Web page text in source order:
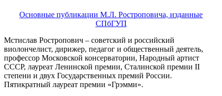
Основные публикации М.Л. Ростроповича, изданные
СПбГУП
Мстислав Ростропович – советский и российский
виолончелист, дирижер, педагог и общественный деятель,
профессор Московской консерватории, Народный артист
СССР, лауреат Ленинской премии, Сталинской премии II
степени и двух Государственных премий России.
Пятикратный лауреат премии «Грэмми».